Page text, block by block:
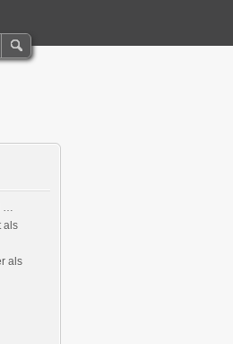
…
als
als